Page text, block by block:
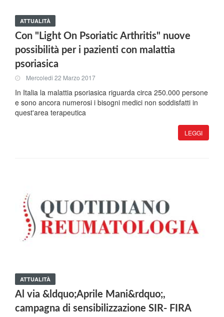
ATTUALITÀ
Con "Light On Psoriatic Arthritis" nuove
possibilità per i pazienti con malattia
psoriasica
Mercoledi 22 Marzo 2017
In Italia la malattia psoriasica riguarda circa 250.000 persone
e sono ancora numerosi i bisogni medici non soddisfatti in
quest'area terapeutica
LEGGI
ATTUALITÀ
Al via &ldquo;Aprile Mani&rdquo;,
campagna di sensibilizzazione SIR- FIRA